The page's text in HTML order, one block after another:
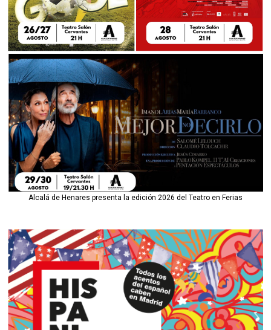
Alcalá de Henares presenta la edición 2026 del Teatro en Ferias